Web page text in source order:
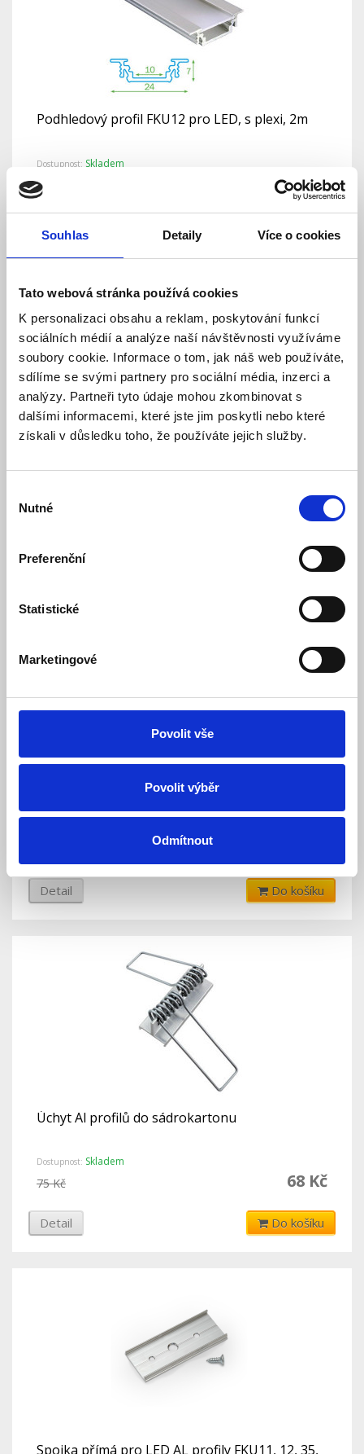
Souhlas Detaily Více o cookies
Tato webová stránka používá cookies
K personalizaci obsahu a reklam, poskytování funkcí
sociálních médií a analýze naší návštěvnosti využíváme
soubory cookie. Informace o tom, jak náš web používáte,
sdílíme se svými partnery pro sociální média, inzerci a
analýzy. Partneři tyto údaje mohou zkombinovat s
dalšími informacemi, které jste jim poskytli nebo které
získali v důsledku toho, že používáte jejich služby.
souhlasu
Nutné
Preferenční
Statistické
Marketingové
Povolit vše
Povolit výběr
Odmítnout
Podhledový profil FKU12 pro LED, s plexi, 2m
Dostupnost: Skladem
256 Kč
284 Kč
21 Kč
Detail Do košíku
Spojka rohová 90° pro profily FKU12, set
Detail Do košíku
Úchyt Al profilů do sádrokartonu
Dostupnost: Skladem
68 Kč
75 Kč
Detail Do košíku
Spojka přímá pro LED AL profily FKU11, 12, 35,